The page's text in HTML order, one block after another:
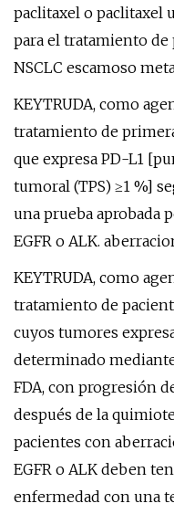
paclitaxel o paclitaxel
para el tratamiento
NSCLC escamoso
KEYTRUDA, como
tratamiento de
que expresa PD-L1
tumoral (TPS) ≥1 %]
una prueba aprobada
EGFR o ALK.
KEYTRUDA, como
tratamiento de
cuyos tumores
determinado
FDA, con progresión
después de la
pacientes con
EGFR o ALK deben
enfermedad con una